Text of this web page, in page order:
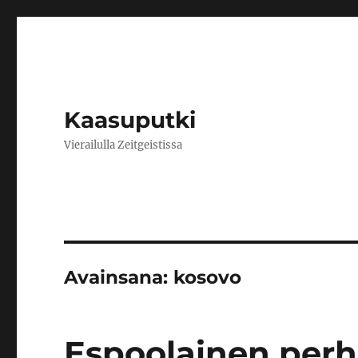
Kaasuputki
Vierailulla Zeitgeistissa
Avainsana: kosovo